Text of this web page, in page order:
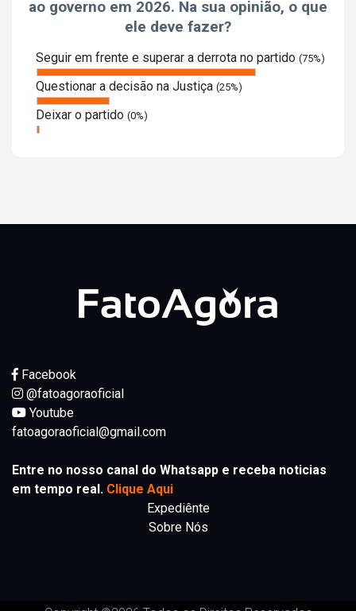
ao governo em 2026. Na sua opinião, o que
ele deve fazer?
Seguir em frente e superar a derrota no partido (75%)
Questionar a decisão na Justiça (25%)
Deixar o partido (0%)
Facebook
@fatoagoraoficial
Youtube
fatoagoraoficial@gmail.com
Entre no nosso canal do Whatsapp e receba noticias
em tempo real. Clique Aqui
Expediênte
Sobre Nós